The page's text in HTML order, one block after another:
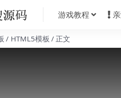
游戏教程
HTML5模板 正文